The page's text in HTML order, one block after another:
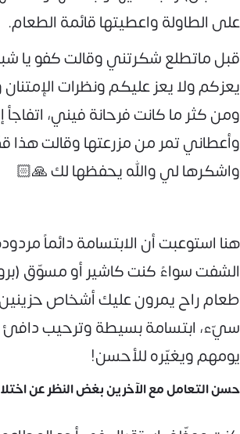
على الطاولة واعطيتها قائمة الطعام.
قبل ماتطلع شكرتني وقالت كفو يا
يعزكم ولا يعز عليكم ونظرات
ومن كثر ما كانت فرحانة فيني، اتفاجأ
وأعطاني تمر من مزرعتها وقالت هذا
واشكرها لي والله يحفظها لك 🙏🏻
هنا استوعبت أن الابتسامة دائماً
الشفت سواءً كنت كاشير أو مسوّق
طعام راح يمرون عليك أشخاص
سيّء، ابتسامة بسيطة وترحيب دافئ
يومهم ويغيّره للأحسن!
حسن التعامل مع الآخرين بغض النظر عن